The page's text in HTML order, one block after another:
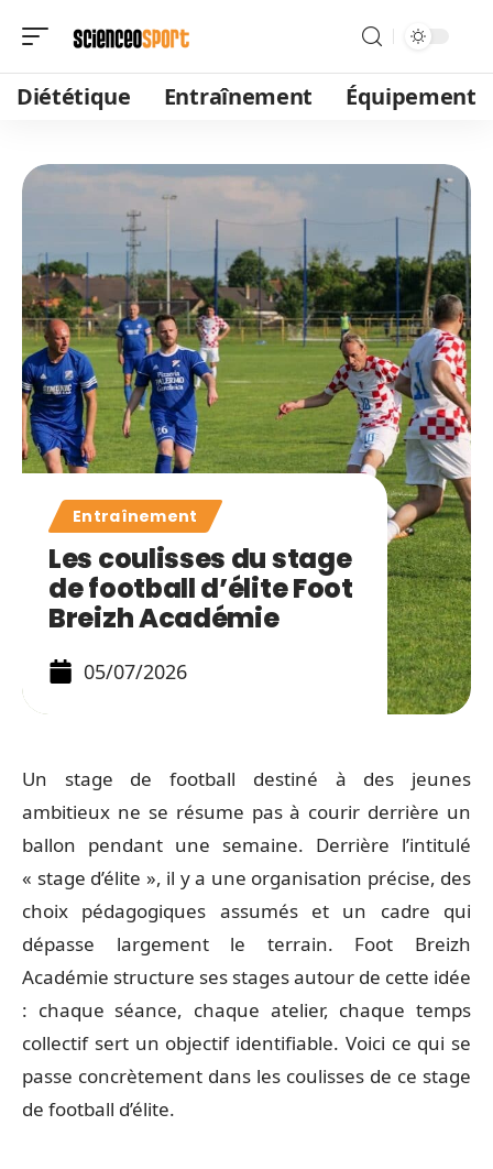
Diététique Entraînement Équipement
Entraînement
Les coulisses du stage
de football d’élite Foot
Breizh Académie
05/07/2026
Un stage de football destiné à des jeunes
ambitieux ne se résume pas à courir derrière un
ballon pendant une semaine. Derrière l’intitulé
« stage d’élite », il y a une organisation précise, des
choix pédagogiques assumés et un cadre qui
dépasse largement le terrain. Foot Breizh
Académie structure ses stages autour de cette idée
: chaque séance, chaque atelier, chaque temps
collectif sert un objectif identifiable. Voici ce qui se
passe concrètement dans les coulisses de ce stage
de football d’élite.